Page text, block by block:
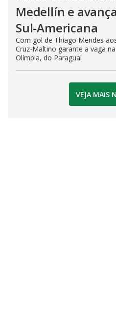
Medellín e
Sul-Americana
Com gol de Thiago Mendes
Cruz-Maltino garante a vaga
Olímpia, do Paraguai
VEJA MAIS